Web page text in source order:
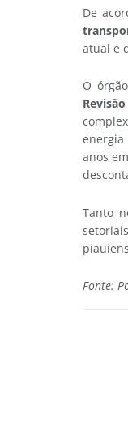
De
atual e
O
energia
anos
Tanto
Fonte: